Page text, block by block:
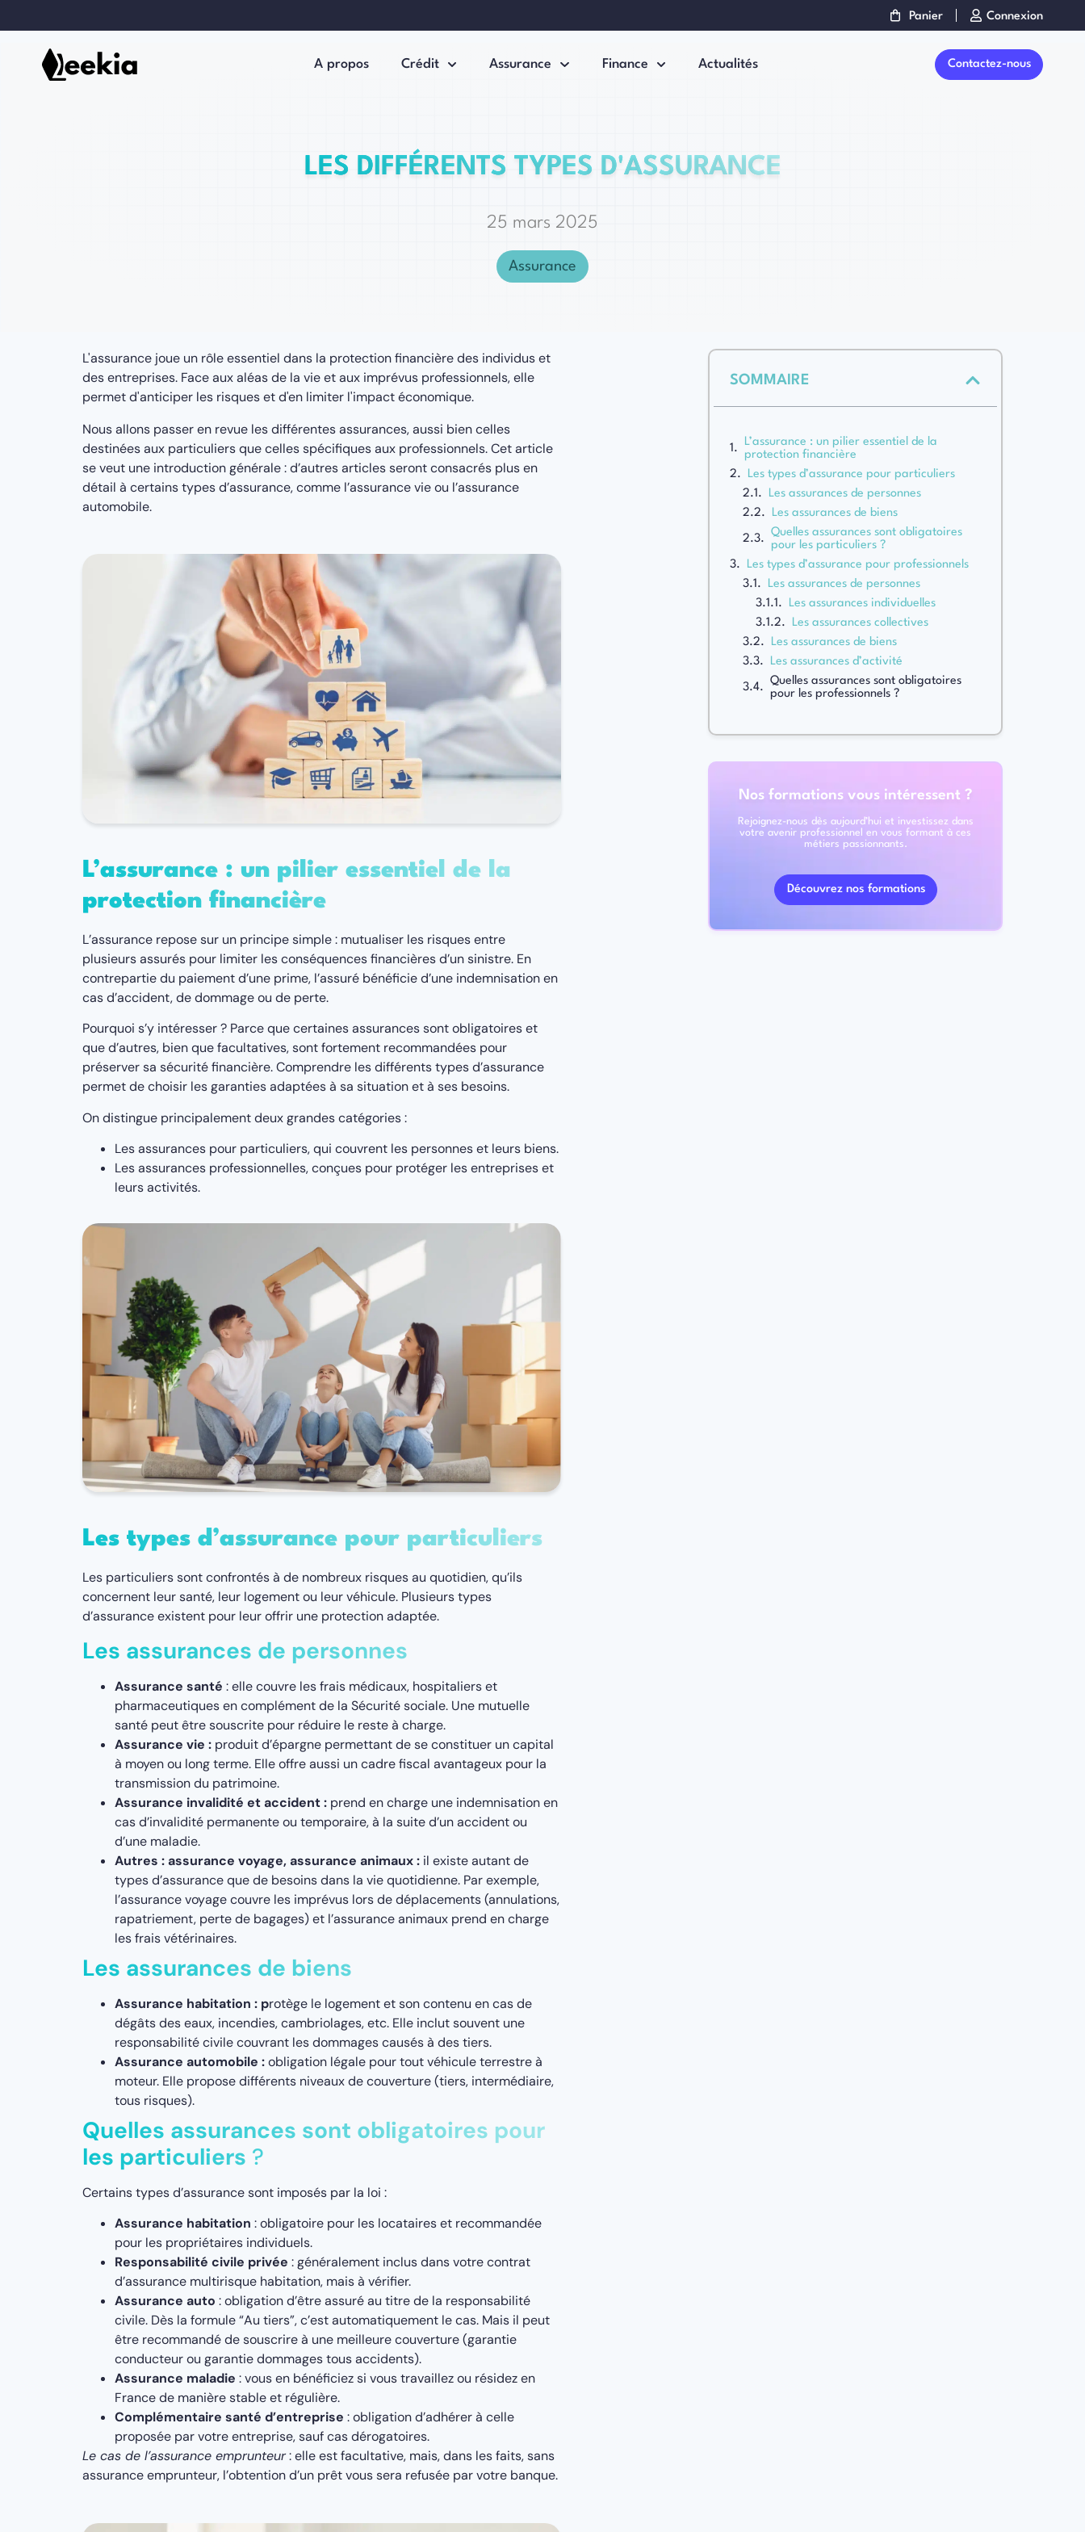
Panier Connexion
A propos Crédit Assurance Finance Actualités Contactez-nous
LES DIFFÉRENTS TYPES D'ASSURANCE
25 mars 2025
Assurance
L'assurance joue un rôle essentiel dans la protection financière des individus et
des entreprises. Face aux aléas de la vie et aux imprévus professionnels, elle
permet d'anticiper les risques et d'en limiter l'impact économique.
Nous allons passer en revue les différentes assurances, aussi bien celles
destinées aux particuliers que celles spécifiques aux professionnels. Cet article
se veut une introduction générale : d’autres articles seront consacrés plus en
détail à certains types d’assurance, comme l’assurance vie ou l’assurance
automobile.
L’assurance : un pilier essentiel de la
protection financière
L’assurance repose sur un principe simple : mutualiser les risques entre
plusieurs assurés pour limiter les conséquences financières d’un sinistre. En
contrepartie du paiement d’une prime, l’assuré bénéficie d’une indemnisation en
cas d’accident, de dommage ou de perte.
Pourquoi s’y intéresser ? Parce que certaines assurances sont obligatoires et
que d’autres, bien que facultatives, sont fortement recommandées pour
préserver sa sécurité financière. Comprendre les différents types d’assurance
permet de choisir les garanties adaptées à sa situation et à ses besoins.
On distingue principalement deux grandes catégories :
Les assurances pour particuliers, qui couvrent les personnes et leurs biens.
Les assurances professionnelles, conçues pour protéger les entreprises et
leurs activités.
Les types d’assurance pour particuliers
Les particuliers sont confrontés à de nombreux risques au quotidien, qu’ils
concernent leur santé, leur logement ou leur véhicule. Plusieurs types
d’assurance existent pour leur offrir une protection adaptée.
Les assurances de personnes
Assurance santé : elle couvre les frais médicaux, hospitaliers et
pharmaceutiques en complément de la Sécurité sociale. Une mutuelle
santé peut être souscrite pour réduire le reste à charge.
Assurance vie : produit d’épargne permettant de se constituer un capital
à moyen ou long terme. Elle offre aussi un cadre fiscal avantageux pour la
transmission du patrimoine.
Assurance invalidité et accident : prend en charge une indemnisation en
cas d’invalidité permanente ou temporaire, à la suite d’un accident ou
d’une maladie.
Autres : assurance voyage, assurance animaux : il existe autant de
types d’assurance que de besoins dans la vie quotidienne. Par exemple,
l’assurance voyage couvre les imprévus lors de déplacements (annulations,
rapatriement, perte de bagages) et l’assurance animaux prend en charge
les frais vétérinaires.
Les assurances de biens
Assurance habitation : protège le logement et son contenu en cas de
dégâts des eaux, incendies, cambriolages, etc. Elle inclut souvent une
responsabilité civile couvrant les dommages causés à des tiers.
Assurance automobile :obligation légale pour tout véhicule terrestre à
moteur. Elle propose différents niveaux de couverture (tiers, intermédiaire,
tous risques).
Quelles assurances sont obligatoires pour
les particuliers ?
Certains types d’assurance sont imposés par la loi :
Assurance habitation : obligatoire pour les locataires et recommandée
pour les propriétaires individuels.
Responsabilité civile privée : généralement inclus dans votre contrat
d’assurance multirisque habitation, mais à vérifier.
Assurance auto : obligation d’être assuré au titre de la responsabilité
civile. Dès la formule “Au tiers”, c’est automatiquement le cas. Mais il peut
être recommandé de souscrire à une meilleure couverture (garantie
conducteur ou garantie dommages tous accidents).
Assurance maladie : vous en bénéficiez si vous travaillez ou résidez en
France de manière stable et régulière.
Complémentaire santé d’entreprise : obligation d’adhérer à celle
proposée par votre entreprise, sauf cas dérogatoires.
Le cas de l’assurance emprunteur: elle est facultative, mais, dans les faits, sans
assurance emprunteur, l’obtention d’un prêt vous sera refusée par votre banque.
SOMMAIRE
L’assurance : un pilier essentiel de la
protection financière
Les types d’assurance pour particuliers
Les assurances de personnes
Les assurances de biens
Quelles assurances sont obligatoires
pour les particuliers ?
Les types d’assurance pour professionnels
Les assurances de personnes
Les assurances individuelles
Les assurances collectives
Les assurances de biens
Les assurances d’activité
Quelles assurances sont obligatoires
pour les professionnels ?
Nos formations vous intéressent ?
Rejoignez-nous dès aujourd’hui et investissez dans
votre avenir professionnel en vous formant à ces
métiers passionnants.
Découvrez nos formations